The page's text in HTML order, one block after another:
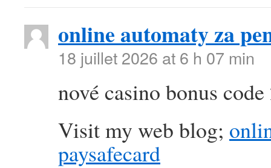
online automaty za
18 juillet 2026 at 6 h 07 min
nové casino bonus
Visit my web blog;
paysafecard